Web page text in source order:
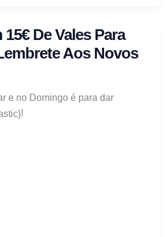
De Vales Para
Aos Novos
e no Domingo é para dar
!